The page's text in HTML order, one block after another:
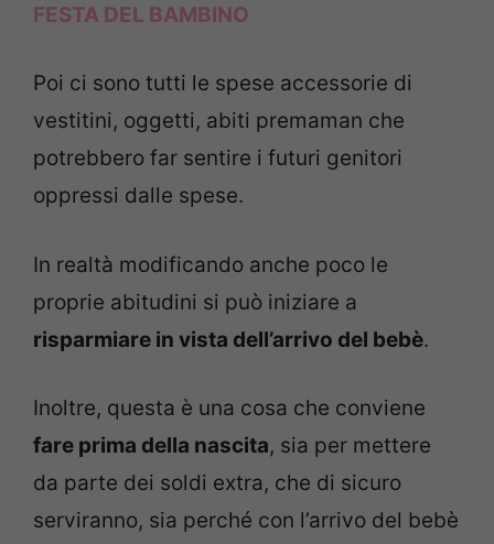
FESTA DEL BAMBINO
Poi ci sono tutti le spese accessorie di
vestitini, oggetti, abiti premaman che
potrebbero far sentire i futuri genitori
oppressi dalle spese.
In realtà modificando anche poco le
proprie abitudini si può iniziare a
risparmiare in vista dell’arrivo del bebè.
Inoltre, questa è una cosa che conviene
fare prima della nascita, sia per mettere
da parte dei soldi extra, che di sicuro
serviranno, sia perché con l’arrivo del bebè